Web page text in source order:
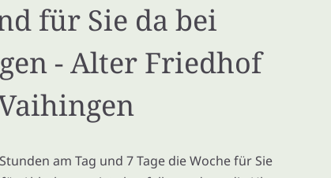
für Sie da bei
- Alter Friedhof
am Tag und 7 Tage die Woche für Sie